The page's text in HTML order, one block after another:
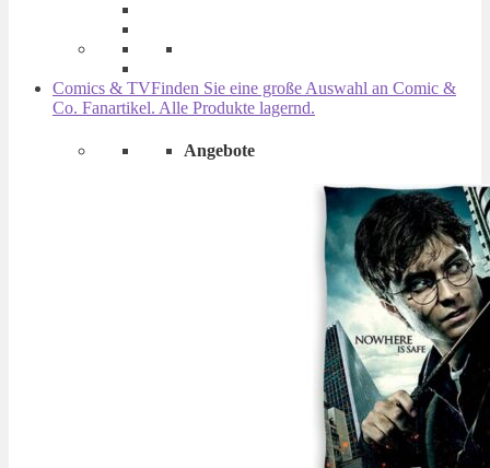
Comics & TVFinden Sie eine große Auswahl an Comic &
Co. Fanartikel. Alle Produkte lagernd.
Angebote